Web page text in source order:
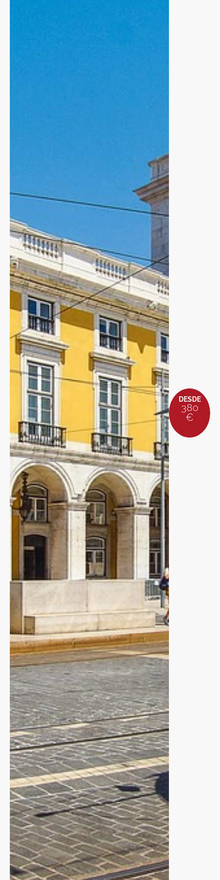
DESDE
380
€